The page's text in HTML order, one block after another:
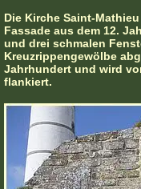
Die Kirche Saint-
Fassade aus dem 12.
und drei schmalen
Kreuzrippengewölbe
Jahrhundert und wird
flankiert.